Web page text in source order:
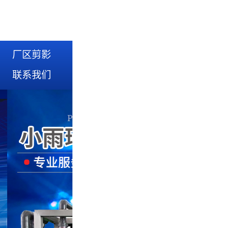
厂区剪影
联系我们